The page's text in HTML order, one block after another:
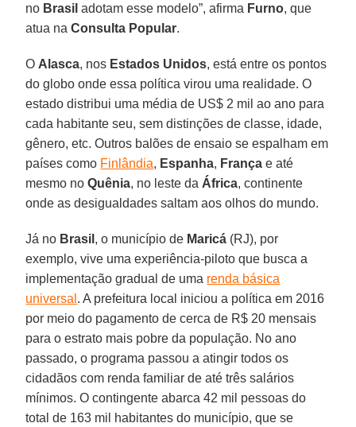
no Brasil adotam esse modelo”, afirma Furno, que
atua naConsulta Popular.
O Alasca, nos Estados Unidos, está entre os pontos
do globo onde essa política virou uma realidade. O
estado distribui uma média de US$ 2 mil ao ano para
cada habitante seu, sem distinções de classe, idade,
gênero, etc. Outros balões de ensaio se espalham em
países como Finlândia, Espanha, França e até
mesmo noQuênia, no leste da África, continente
onde as desigualdades saltam aos olhos do mundo.
Já no Brasil , o município de Maricá (RJ), por
exemplo, vive uma experiência-piloto que busca a
implementação gradual de uma renda básica
universal . A prefeitura local iniciou a política em 2016
por meio do pagamento de cerca de R$ 20 mensais
para o estrato mais pobre da população. No ano
passado, o programa passou a atingir todos os
cidadãos com renda familiar de até três salários
mínimos. O contingente abarca 42 mil pessoas do
total de 163 mil habitantes do município, que se